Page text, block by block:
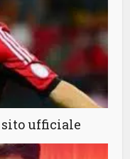
sito ufficiale